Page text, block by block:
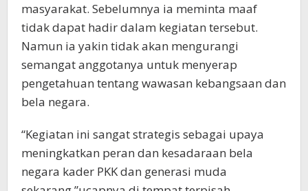
masyarakat. Sebelumnya ia meminta maaf
tidak dapat hadir dalam kegiatan tersebut.
Namun ia yakin tidak akan mengurangi
semangat anggotanya untuk menyerap
pengetahuan tentang wawasan kebangsaan dan
bela negara.
“Kegiatan ini sangat strategis sebagai upaya
meningkatkan peran dan kesadaraan bela
negara kader PKK dan generasi muda